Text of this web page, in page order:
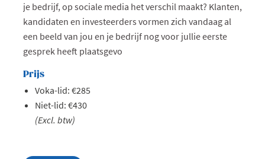
je bedrijf, op sociale media het verschil maakt? Klanten,
kandidaten en investeerders vormen zich vandaag al
een beeld van jou en je bedrijf nog voor jullie eerste
gesprek heeft plaatsgevo
Prijs
Voka-lid: €285
Niet-lid: €430
(Excl. btw)